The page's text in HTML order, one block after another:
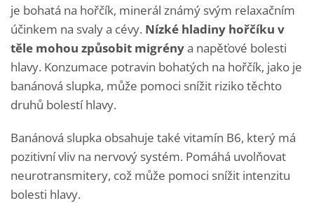
je bohatá na hořčík, minerál známý svým relaxačním
účinkem na svaly a cévy. Nízké hladiny hořčíku v
těle mohou způsobit migrénya napěťové bolesti
hlavy. Konzumace potravin bohatých na hořčík, jako je
banánová slupka, může pomoci snížit riziko těchto
druhů bolestí hlavy.
Banánová slupka obsahuje také vitamín B6, který má
pozitivní vliv na nervový systém. Pomáhá uvolňovat
neurotransmitery, což může pomoci snížit intenzitu
bolesti hlavy.